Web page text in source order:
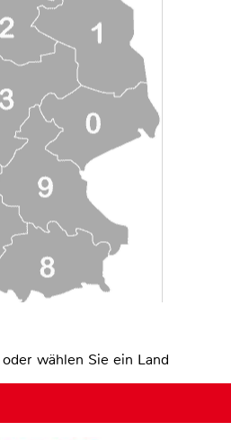
wählen Sie ein Land